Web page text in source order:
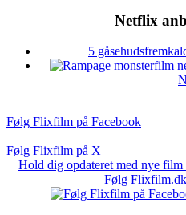
Netflix
5
Følg Flixfilm på Facebook
Følg Flixfilm på X
Hold dig opdateret med nye
Følg